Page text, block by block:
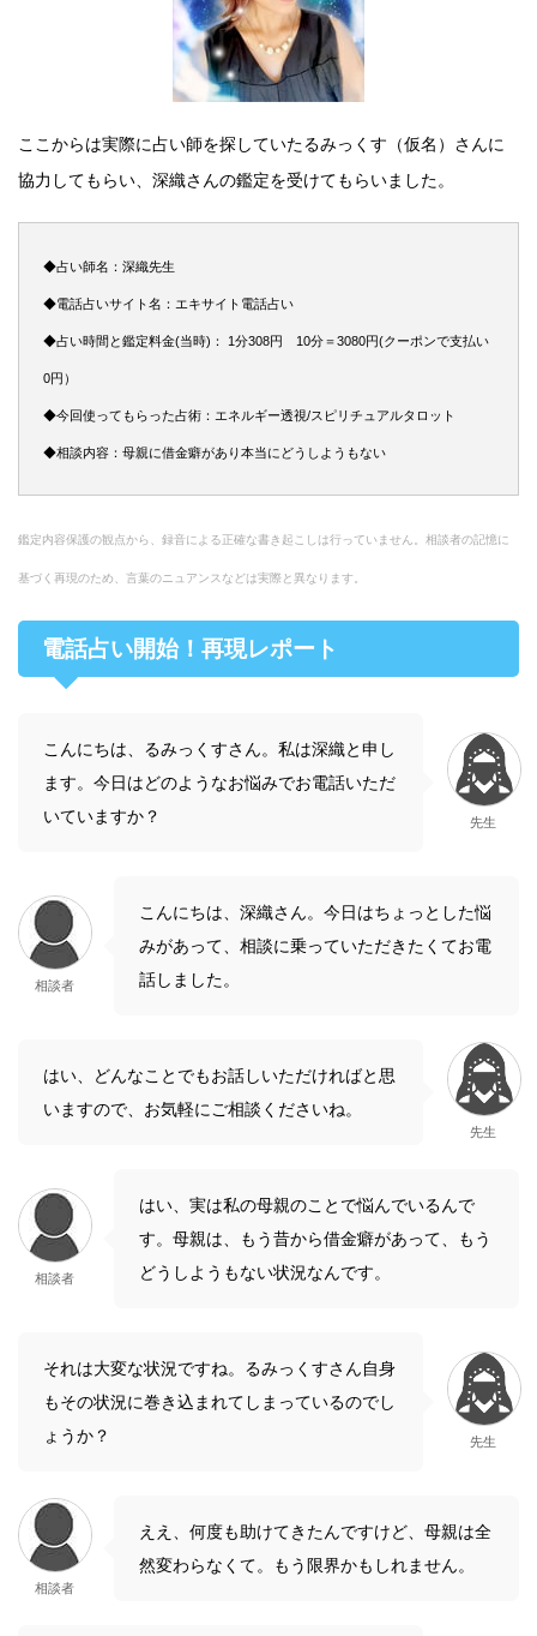
ここからは実際に占い師を探していたるみっくす（仮名）さんに
協力してもらい、深織さんの鑑定を受けてもらいました。
◆占い師名：深織先生
◆電話占いサイト名：エキサイト電話占い
◆占い時間と鑑定料金(当時)： 1分308円 10分＝3080円(クーポンで支払い
0円）
◆今回使ってもらった占術：エネルギー透視/スピリチュアルタロット
◆相談内容：母親に借金癖があり本当にどうしようもない
鑑定内容保護の観点から、録音による正確な書き起こしは行っていません。相談者の記憶に
基づく再現のため、言葉のニュアンスなどは実際と異なります。
電話占い開始！再現レポート
こんにちは、るみっくすさん。私は深織と申し
ます。今日はどのようなお悩みでお電話いただ
いていますか？
先生
相談者
こんにちは、深織さん。今日はちょっとした悩
みがあって、相談に乗っていただきたくてお電
話しました。
はい、どんなことでもお話しいただければと思
いますので、お気軽にご相談くださいね。
先生
相談者
はい、実は私の母親のことで悩んでいるんで
す。母親は、もう昔から借金癖があって、もう
どうしようもない状況なんです。
それは大変な状況ですね。るみっくすさん自身
もその状況に巻き込まれてしまっているのでし
ょうか？
先生
相談者
ええ、何度も助けてきたんですけど、母親は全
然変わらなくて。もう限界かもしれません。